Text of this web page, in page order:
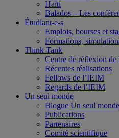
Haïti
Balados – Les
Étudiant-e-s
Emplois, bourses et
Formations,
Think Tank
Centre de réflexion
Récentes réalisations
Fellows de l’IEIM
Regards de l’IEIM
Un seul monde
Blogue Un seul monde
Publications
Partenaires
Comité scientifique